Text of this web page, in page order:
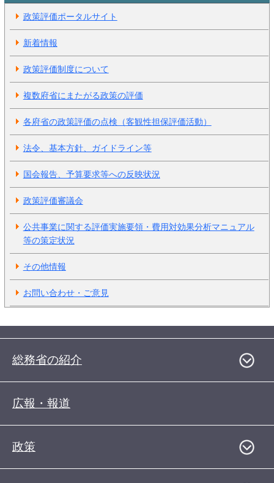
政策評価ポータルサイト
新着情報
政策評価制度について
複数府省にまたがる政策の評価
各府省の政策評価の点検（客観性担保評価活動）
法令、基本方針、ガイドライン等
国会報告、予算要求等への反映状況
政策評価審議会
公共事業に関する評価実施要領・費用対効果分析マニュアル
等の策定状況
その他情報
お問い合わせ・ご意見
総務省の紹介
広報・報道
政策